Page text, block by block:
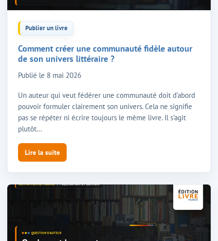
Publier un livre
Comment créer une communauté fidèle autour
de son univers littéraire ?
Publié le 8 mai 2026
Un auteur qui veut fédérer une communauté doit d’abord
pouvoir formuler clairement son univers. Cela ne signifie
pas se répéter ni écrire toujours le même livre. Il s’agit
plutôt...
Lire la suite